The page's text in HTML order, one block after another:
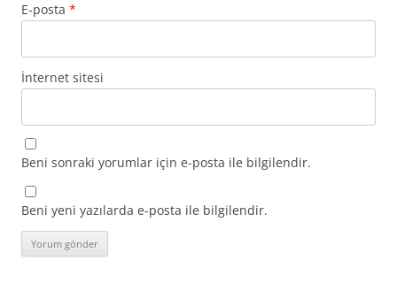
E-posta *
İnternet sitesi
Beni sonraki yorumlar için e-posta ile bilgilendir.
Beni yeni yazılarda e-posta ile bilgilendir.